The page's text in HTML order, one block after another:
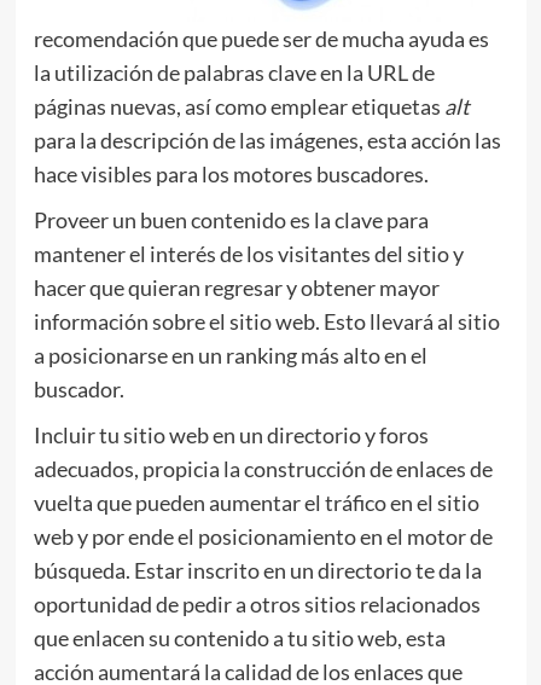
recomendación que puede ser de mucha ayuda es
la utilización de palabras clave en la URL de
páginas nuevas, así como emplear etiquetas alt
para la descripción de las imágenes, esta acción las
hace visibles para los motores buscadores.
Proveer un buen contenido es la clave para
mantener el interés de los visitantes del sitio y
hacer que quieran regresar y obtener mayor
información sobre el sitio web. Esto llevará al sitio
a posicionarse en un ranking más alto en el
buscador.
Incluir tu sitio web en un directorio y foros
adecuados, propicia la construcción de enlaces de
vuelta que pueden aumentar el tráfico en el sitio
web y por ende el posicionamiento en el motor de
búsqueda. Estar inscrito en un directorio te da la
oportunidad de pedir a otros sitios relacionados
que enlacen su contenido a tu sitio web, esta
acción aumentará la calidad de los enlaces que